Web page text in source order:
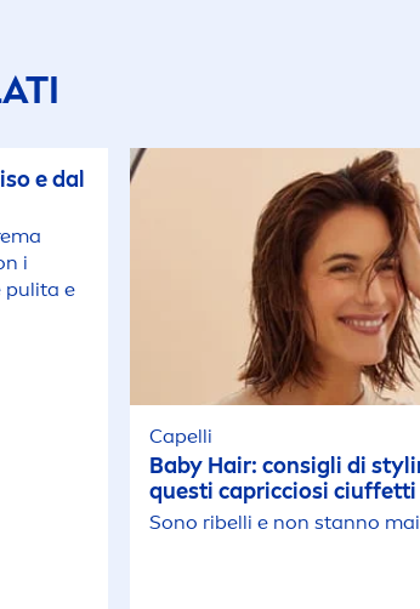
e dal
i
pulita e
Capelli
Baby Hair: consigli di
questi capricciosi ciuffetti
Sono ribelli e non stanno